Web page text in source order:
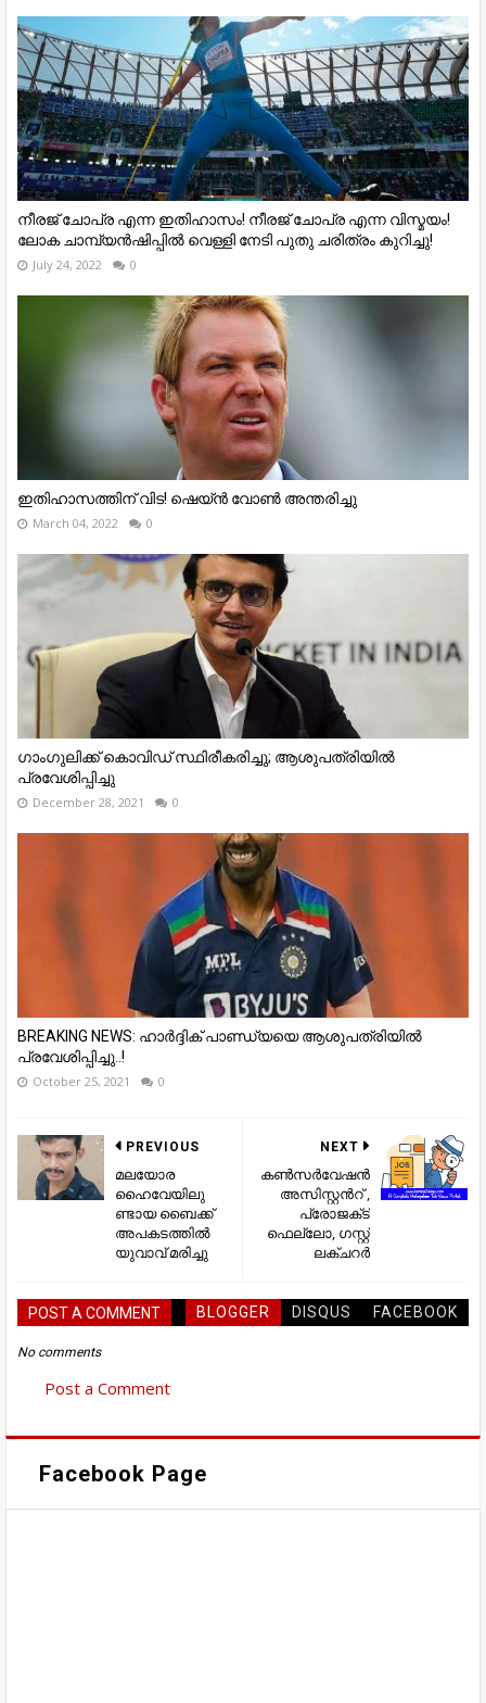
നീരജ് ചോപ്ര എന്ന ഇതിഹാസം! നീരജ് ചോപ്ര എന്ന വിസ്മയം!
ലോക ചാമ്പ്യൻഷിപ്പിൽ വെള്ളി നേടി പുതു ചരിത്രം കുറിച്ചു!
July 24, 2022 0
ഇതിഹാസത്തിന് വിട! ഷെയ്ൻ വോൺ അന്തരിച്ചു
March 04, 2022 0
ഗാംഗുലിക്ക് കൊവിഡ് സ്ഥിരീകരിച്ചു; ആശുപത്രിയിൽ
പ്രവേശിപ്പിച്ചു
December 28, 2021 0
BREAKING NEWS: ഹാർദ്ദിക് പാണ്ഡ്യയെ ആശുപത്രിയിൽ
പ്രവേശിപ്പിച്ചു..!
October 25, 2021 0
NEXT
കണ്‍സര്‍വേഷന്‍
അസിസ്റ്റന്‍റ് ,
പ്രോജക്‌ട്
ഫെല്ലോ, ഗസ്റ്റ്
ലക്ചറര്‍
PREVIOUS
മലയോര
ഹൈവേയിലു
ണ്ടായ ബൈക്ക്
അപകടത്തില്‍
യുവാവ് മരിച്ചു
POST A COMMENT BLOGGER DISQUS FACEBOOK
No comments
Post a Comment
Facebook Page